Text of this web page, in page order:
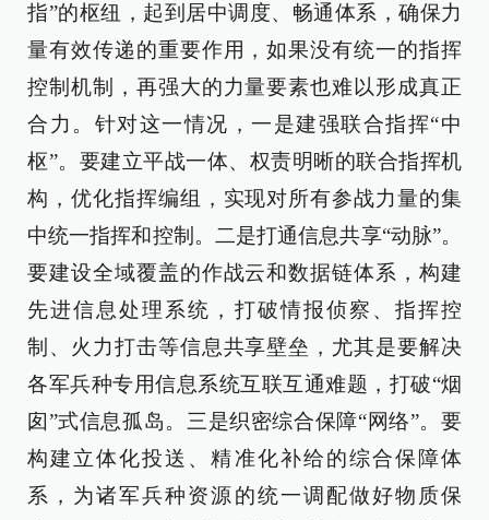
指”的枢纽，起到居中调度、畅通体系，确保力
量有效传递的重要作用，如果没有统一的指挥
控制机制，再强大的力量要素也难以形成真正
合力。针对这一情况，一是建强联合指挥“中
枢”。要建立平战一体、权责明晰的联合指挥机
构，优化指挥编组，实现对所有参战力量的集
中统一指挥和控制。二是打通信息共享“动脉”。
要建设全域覆盖的作战云和数据链体系，构建
先进信息处理系统，打破情报侦察、指挥控
制、火力打击等信息共享壁垒，尤其是要解决
各军兵种专用信息系统互联互通难题，打破“烟
囱”式信息孤岛。三是织密综合保障“网络”。要
构建立体化投送、精准化补给的综合保障体
系，为诸军兵种资源的统一调配做好物质保